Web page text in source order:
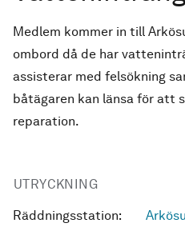
Medlem kommer in till
ombord då de har
assisterar med felsökning
båtägaren kan länsa för att
reparation.
UTRYCKNING
Räddningsstation: